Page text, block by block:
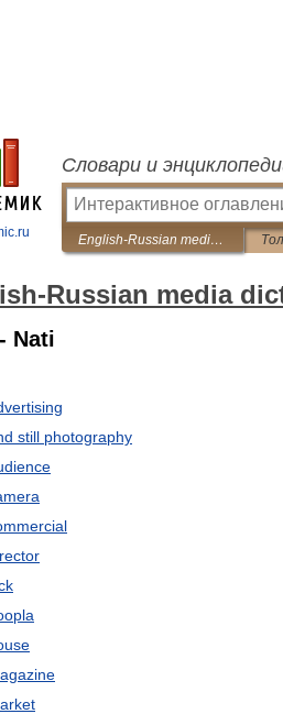
Словари и
English-Russian media dictionary
Russian media
Nati
still photography